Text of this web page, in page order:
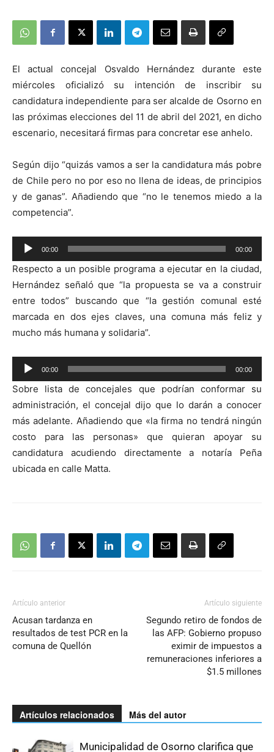
El actual concejal Osvaldo Hernández durante este
miércoles oficializó su intención de inscribir su
candidatura independiente para ser alcalde de Osorno en
las próximas elecciones del 11 de abril del 2021, en dicho
escenario, necesitará firmas para concretar ese anhelo.
Según dijo “quizás vamos a ser la candidatura más pobre
de Chile pero no por eso no llena de ideas, de principios
y de ganas”. Añadiendo que “no le tenemos miedo a la
competencia”.
Reproductor
de
audio
00:00 00:00
Respecto a un posible programa a ejecutar en la ciudad,
Hernández señaló que “la propuesta se va a construir
entre todos” buscando que “la gestión comunal esté
marcada en dos ejes claves, una comuna más feliz y
mucho más humana y solidaria”.
Reproductor
de
audio
00:00 00:00
Sobre lista de concejales que podrían conformar su
administración, el concejal dijo que lo darán a conocer
más adelante. Añadiendo que «la firma no tendrá ningún
costo para las personas» que quieran apoyar su
candidatura acudiendo directamente a notaría Peña
ubicada en calle Matta.
Artículo anterior
Acusan tardanza en
resultados de test PCR en la
comuna de Quellón
Artículo siguiente
Segundo retiro de fondos de
las AFP: Gobierno propuso
eximir de impuestos a
remuneraciones inferiores a
$1.5 millones
Artículos relacionados Más del autor
Municipalidad de Osorno clarifica que